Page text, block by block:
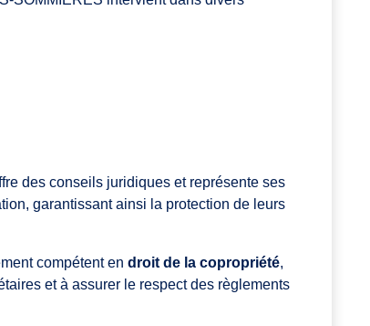
des conseils juridiques et représente ses
garantissant ainsi la protection de leurs
compétent en droit de la copropriété,
et à assurer le respect des règlements